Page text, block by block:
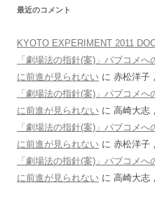
最近のコメント
KYOTO EXPERIMENT 2011
「劇場法の指針(案)」パブコメ
に前進が見られない に 赤松洋子
「劇場法の指針(案)」パブコメ
に前進が見られない に 高崎大志
「劇場法の指針(案)」パブコメ
に前進が見られない に 赤松洋子
「劇場法の指針(案)」パブコメ
に前進が見られない に 高崎大志